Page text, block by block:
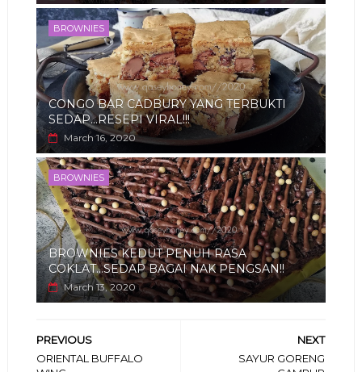
BROWNIES
CONGO BAR CADBURY YANG TERBUKTI
SEDAP...RESEPI VIRAL!!!
March 16, 2020
BROWNIES
BROWNIES KEDUT PENUH RASA
COKLAT...SEDAP BAGAI NAK PENGSAN!!
March 13, 2020
NEXT
SAYUR GORENG
PREVIOUS
ORIENTAL BUFFALO